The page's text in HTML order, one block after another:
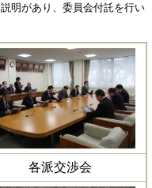
明があり、委員会付託を行い
各派交渉会